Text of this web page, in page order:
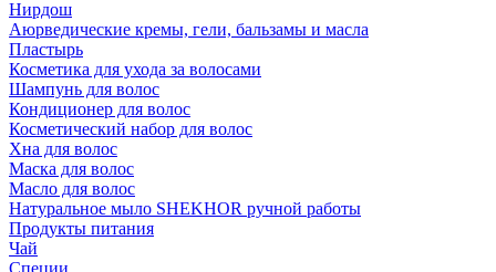
Нирдош
Аюрведические кремы, гели, бальзамы и масла
Пластырь
Косметика для ухода за волосами
Шампунь для волос
Кондиционер для волос
Косметический набор для волос
Хна для волос
Маска для волос
Масло для волос
Натуральное мыло SHEKHOR ручной работы
Продукты питания
Чай
Специи